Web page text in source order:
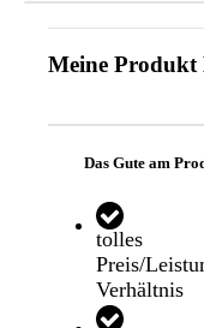
Meine Produkt
Das Gute am
tolles
Preis/
Verhältnis